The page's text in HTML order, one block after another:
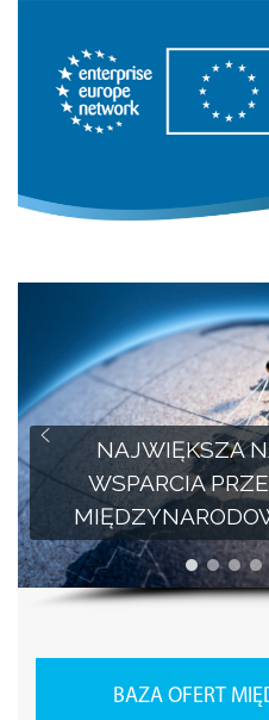
Enterprise Europe Network
NAJWIĘKSZA
WSPARCIA
POMOC AMBITNYM
W
ROZWOJU
BAZA OFERT